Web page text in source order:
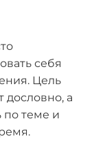
себя
Цель
дословно, а
по теме и